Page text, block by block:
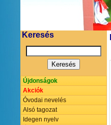
Keresés
Újdonságok
Akciók
Óvodai nevelés
Alsó tagozat
Idegen nyelv